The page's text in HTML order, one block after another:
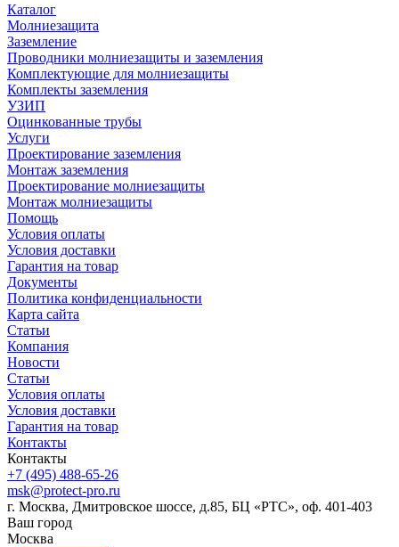
Каталог
Молниезащита
Заземление
Проводники молниезащиты и заземления
Комплектующие для молниезащиты
Комплекты заземления
УЗИП
Оцинкованные трубы
Услуги
Проектирование заземления
Монтаж заземления
Проектирование молниезащиты
Монтаж молниезащиты
Помощь
Условия оплаты
Условия доставки
Гарантия на товар
Документы
Политика конфиденциальности
Карта сайта
Статьи
Компания
Новости
Статьи
Условия оплаты
Условия доставки
Гарантия на товар
Контакты
Контакты
+7 (495) 488-65-26
msk@protect-pro.ru
г. Москва, Дмитровское шоссе, д.85, БЦ «РТС», оф. 401-403
Ваш город
Москва